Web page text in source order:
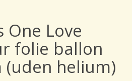
One Love
folie ballon
(uden helium)